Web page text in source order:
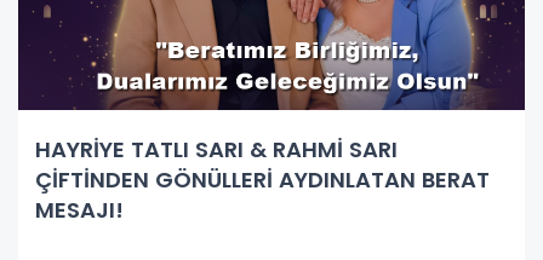
HAYRİYE TATLI SARI & RAHMİ SARI
ÇİFTİNDEN GÖNÜLLERİ AYDINLATAN BERAT
MESAJI!